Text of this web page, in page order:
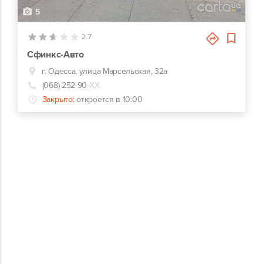
5
2.7
Сфинкс-Авто
г. Одесса, улица Марсельская, 32а
(068) 252-90-ХХ
Закрыто: откроется в 10:00